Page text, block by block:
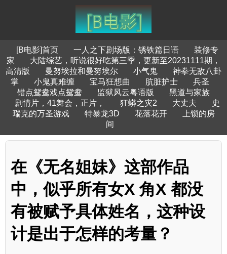
[B电影]首页 一人之下剧场版：锈铁篇日语
装修专
家
大陆综艺，听说很好吃第三季，更新至20231111期，
高清版
曼努埃拉和曼努埃尔 小气鬼
神拳无敌八卦
掌
小鬼真难缠 宝马狂想曲 肮脏护士
兵圣
错点鸳鸯戏点鸳鸯
监狱风云粤语版
黑道与家族
剧情片，41舞会，正片，
狂蟒之灾2 大丈夫
史
瑞克的万圣游戏
特暴龙3D 花落花开
上锁的房
间
在《无名姐妹》这部作品
中，似乎所有女X 角X 都没
有被赋予具体姓名，这种设
计是出于怎样的考量？